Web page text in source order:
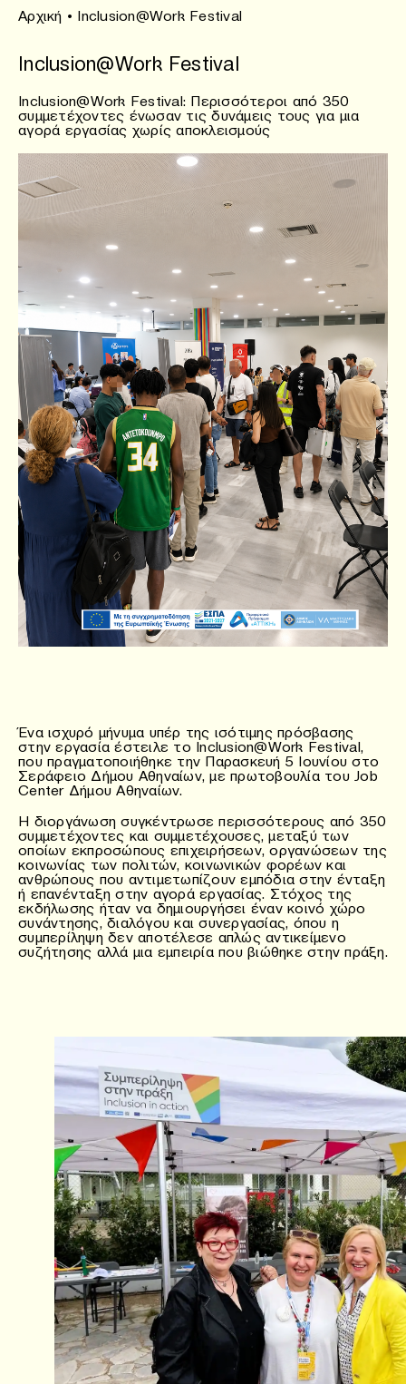
Αρχική • Inclusion@Work Festival
Inclusion@Work Festival
Inclusion@Work Festival: Περισσότεροι από 350
συμμετέχοντες ένωσαν τις δυνάμεις τους για μια
αγορά εργασίας χωρίς αποκλεισμούς
Ένα ισχυρό μήνυμα υπέρ της ισότιμης πρόσβασης
στην εργασία έστειλε το Inclusion@Work Festival,
που πραγματοποιήθηκε την Παρασκευή 5 Ιουνίου στο
Σεράφειο Δήμου Αθηναίων, με πρωτοβουλία του Job
Center Δήμου Αθηναίων.
Η διοργάνωση συγκέντρωσε περισσότερους από 350
συμμετέχοντες και συμμετέχουσες, μεταξύ των
οποίων εκπροσώπους επιχειρήσεων, οργανώσεων της
κοινωνίας των πολιτών, κοινωνικών φορέων και
ανθρώπους που αντιμετωπίζουν εμπόδια στην ένταξη
ή επανένταξη στην αγορά εργασίας. Στόχος της
εκδήλωσης ήταν να δημιουργήσει έναν κοινό χώρο
συνάντησης, διαλόγου και συνεργασίας, όπου η
συμπερίληψη δεν αποτέλεσε απλώς αντικείμενο
συζήτησης αλλά μια εμπειρία που βιώθηκε στην πράξη.